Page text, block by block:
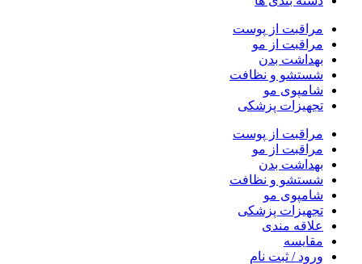
مراقبت از پوست
مراقبت از مو
بهداشت بدن
شستشو و نظافت
شامپوی مو
تجهیزات پزشکی
مراقبت از پوست
مراقبت از مو
بهداشت بدن
شستشو و نظافت
شامپوی مو
تجهیزات پزشکی
علاقه مندی
مقایسه
ورود / ثبت نام